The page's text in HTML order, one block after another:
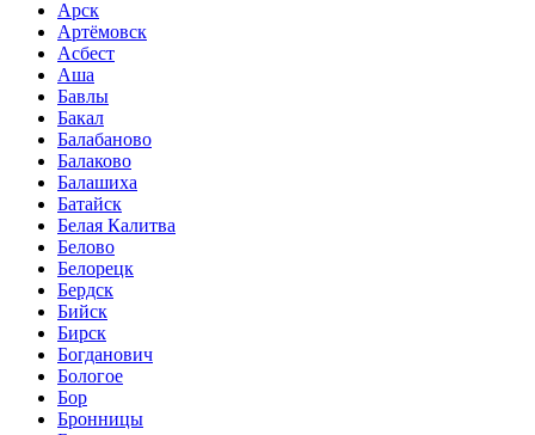
Арск
Артёмовск
Асбест
Аша
Бавлы
Бакал
Балабаново
Балаково
Балашиха
Батайск
Белая Калитва
Белово
Белорецк
Бердск
Бийск
Бирск
Богданович
Бологое
Бор
Бронницы